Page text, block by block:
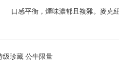
口感平衡，煙味濃郁且複雜。麥克
级珍藏 公牛限量